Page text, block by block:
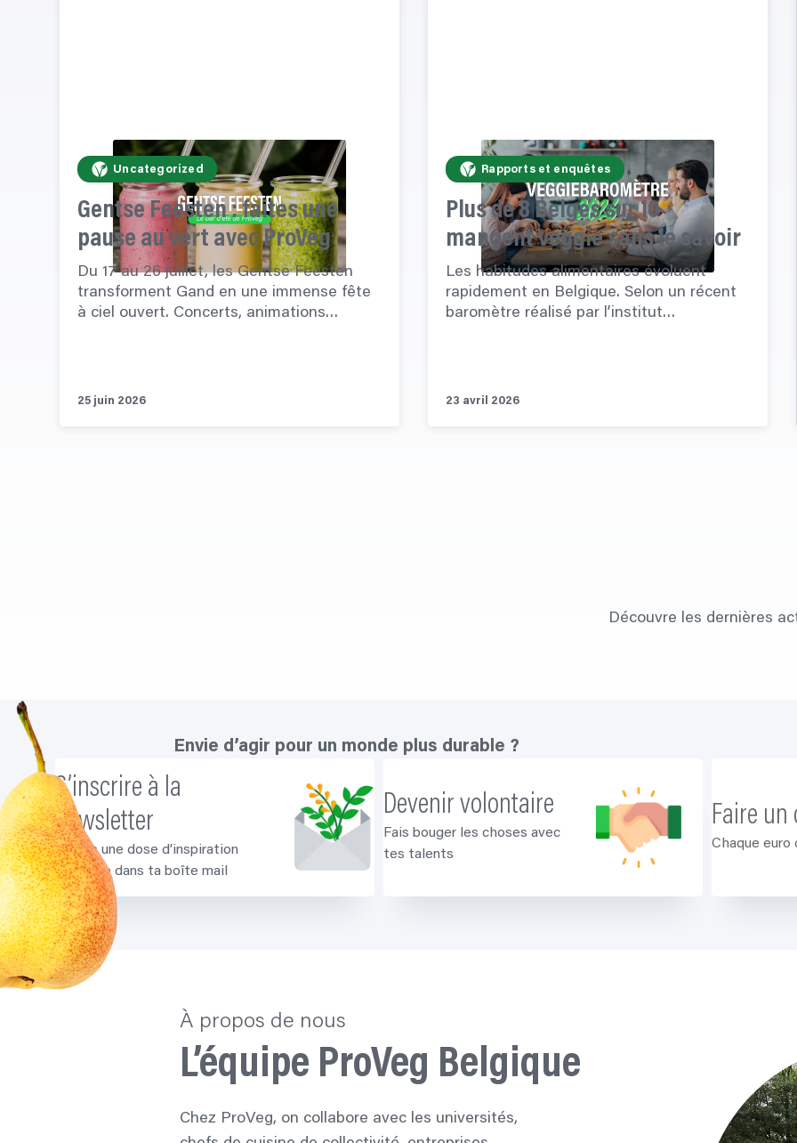
Uncategorized
Gentse Feesten : faites une
pause au vert avec ProVeg
Du 17 au 26 juillet, les Gentse Feesten
transforment Gand en une immense fête
à ciel ouvert. Concerts, animations…
25 juin 2026
Rapports et enquêtes
Plus de 8 Belges sur 10
mangent veggie sans le savoir
Les habitudes alimentaires évoluent
rapidement en Belgique. Selon un récent
baromètre réalisé par l’institut…
23 avril 2026
Découvre les dernières
Envie d’agir pour un monde plus durable ?
S’inscrire à la
newsletter
Reçois une dose d’inspiration
végétale dans ta boîte mail
Devenir volontaire
Fais bouger les choses avec
tes talents
Faire un
Chaque euro
À propos de nous
L’équipe ProVeg Belgique
Chez ProVeg, on collabore avec les universités,